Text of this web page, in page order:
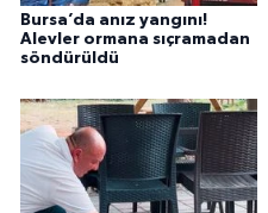
Bursa’da anız yangını!
Alevler ormana sıçramadan
söndürüldü